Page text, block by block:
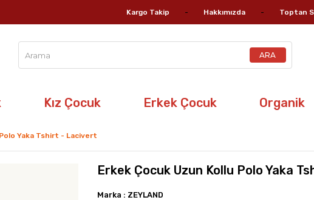
Kargo Takip Hakkımızda Toptan
Kız Çocuk Erkek Çocuk Organik
Yaka Tshirt - Lacivert
Erkek Çocuk Uzun Kollu Polo Yaka
Marka : ZEYLAND